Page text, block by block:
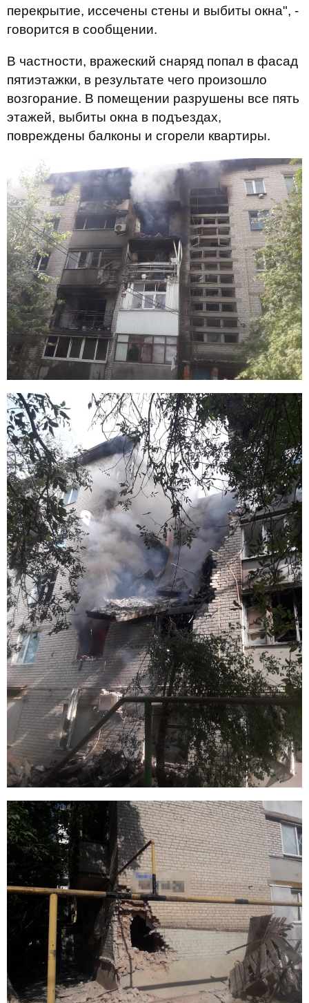
перекрытие, иссечены стены и выбиты окна", -
говорится в сообщении.
В частности, вражеский снаряд попал в фасад
пятиэтажки, в результате чего произошло
возгорание. В помещении разрушены все пять
этажей, выбиты окна в подъездах,
повреждены балконы и сгорели квартиры.